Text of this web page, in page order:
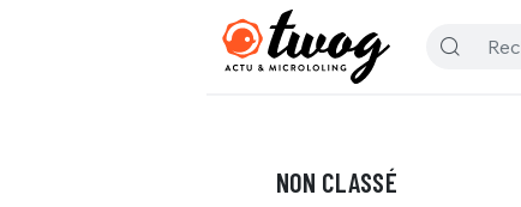
NON CLASSÉ